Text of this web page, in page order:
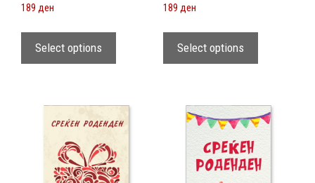
189 ден
Select options
189 ден
Select options